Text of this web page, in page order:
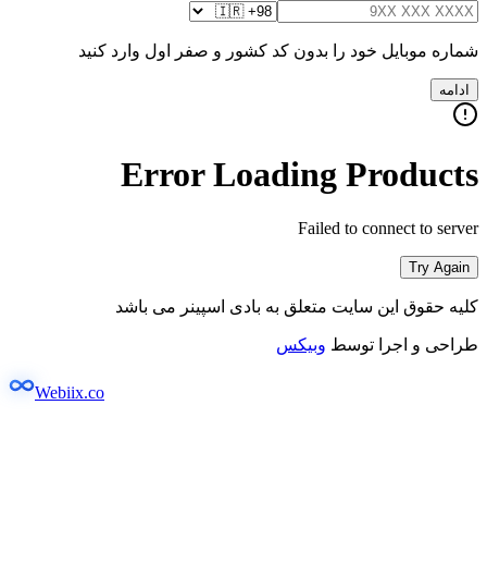
شماره موبایل خود را بدون کد کشور و صفر اول وارد کنید
ادامه
Error Loading Products
Failed to connect to server
Try Again
کلیه حقوق این سایت متعلق به بادی اسپینر می باشد
طراحی و اجرا توسط وبیکس
Webiix.co